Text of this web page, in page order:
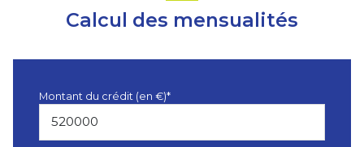
Calcul des mensualités
Montant du crédit (en €)*